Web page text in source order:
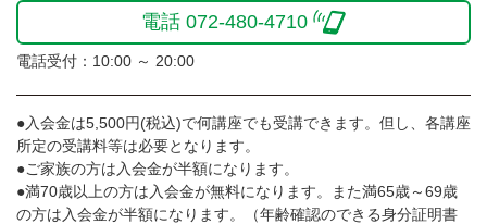
電話 072-480-4710
電話受付：10:00 ～ 20:00
●入会金は5,500円(税込)で何講座でも受講できます。但し、各講座
所定の受講料等は必要となります。
●ご家族の方は入会金が半額になります。
●満70歳以上の方は入会金が無料になります。また満65歳～69歳
の方は入会金が半額になります。（年齢確認のできる身分証明書